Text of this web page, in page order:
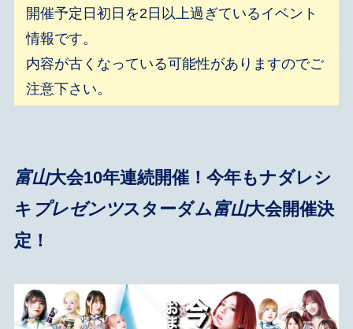
開催予定日初日を2日以上過ぎているイベント
情報です。
内容が古くなっている可能性がありますのでご
注意下さい。
富山大会10年連続開催！今年もナダレシ
キ プレゼンツスターダム 富山大会開催決
定！